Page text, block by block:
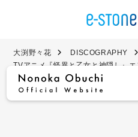
大渕野々花
DISCOGRAPHY
TVアニメ『怪異と乙女と神隠し』
臓」（直筆サイン入り限定盤）